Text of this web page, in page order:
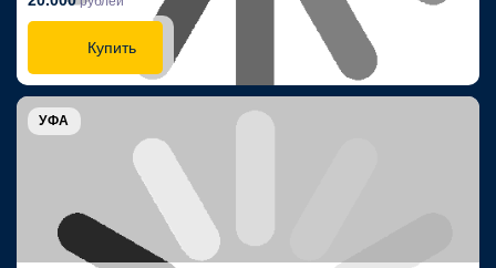
Купить
УФА